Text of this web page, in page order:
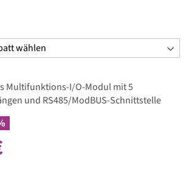
Multifunktions-I/O-Modul mit 5
und RS485/ModBUS-Schnittstelle